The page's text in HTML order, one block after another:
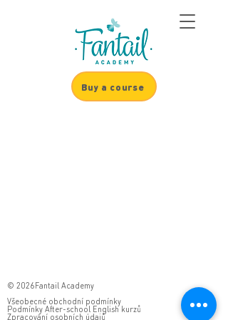
Buy a course
© 2026Fantail Academy
Všeobecné obchodní podmínky
Podmínky After-school English kurzů
Zpracování osobních údajů